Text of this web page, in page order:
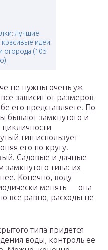
лучшие
идеи
огорода (105
не нужны очень уж
зависит от размеров
его представляете. По
бывают замкнутого и
цикличности
тип использует
его по кругу.
Садовые и дачные
типа: их
Конечно, воду
менять — она
все равно, расходы не
типа придется
воды, контроль ее